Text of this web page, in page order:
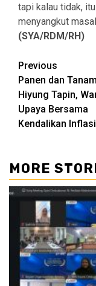
tapi kalau tidak,
menyangkut
(SYA/RDM/RH)
Continue
Reading
Previous
Panen dan
Hiyung Tapin,
Upaya Bersama
Kendalikan Inflasi
MORE